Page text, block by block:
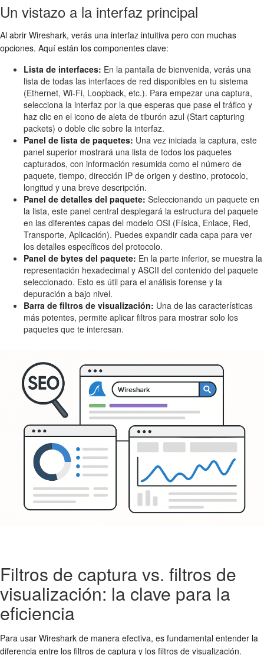
Un vistazo a la interfaz principal
Al abrir Wireshark, verás una interfaz intuitiva pero con muchas
opciones. Aquí están los componentes clave:
Lista de interfaces: En la pantalla de bienvenida, verás una
lista de todas las interfaces de red disponibles en tu sistema
(Ethernet, Wi-Fi, Loopback, etc.). Para empezar una captura,
selecciona la interfaz por la que esperas que pase el tráfico y
haz clic en el icono de aleta de tiburón azul (Start capturing
packets) o doble clic sobre la interfaz.
Panel de lista de paquetes: Una vez iniciada la captura, este
panel superior mostrará una lista de todos los paquetes
capturados, con información resumida como el número de
paquete, tiempo, dirección IP de origen y destino, protocolo,
longitud y una breve descripción.
Panel de detalles del paquete: Seleccionando un paquete en
la lista, este panel central desplegará la estructura del paquete
en las diferentes capas del modelo OSI (Física, Enlace, Red,
Transporte, Aplicación). Puedes expandir cada capa para ver
los detalles específicos del protocolo.
Panel de bytes del paquete: En la parte inferior, se muestra la
representación hexadecimal y ASCII del contenido del paquete
seleccionado. Esto es útil para el análisis forense y la
depuración a bajo nivel.
Barra de filtros de visualización: Una de las características
más potentes, permite aplicar filtros para mostrar solo los
paquetes que te interesan.
Filtros de captura vs. filtros de
visualización: la clave para la
eficiencia
Para usar Wireshark de manera efectiva, es fundamental entender la
diferencia entre los filtros de captura y los filtros de visualización.